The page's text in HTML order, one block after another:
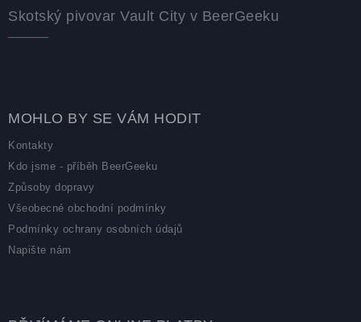
Skotský pivovar Vault City v BeerGeeku
MOHLO BY SE VÁM HODIT
Kontakty
Kdo jsme - příběh BeerGeeku
Způsoby dopravy
Všeobecné obchodní podmínky
Podmínky ochrany osobních údajů
Napište nám